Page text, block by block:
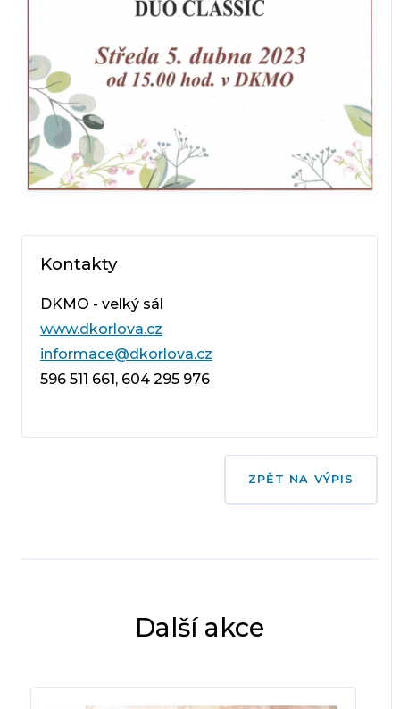
Kontakty
DKMO - velký sál
www.dkorlova.cz
informace@dkorlova.cz
596 511 661, 604 295 976
ZPĚT NA VÝPIS
Další akce